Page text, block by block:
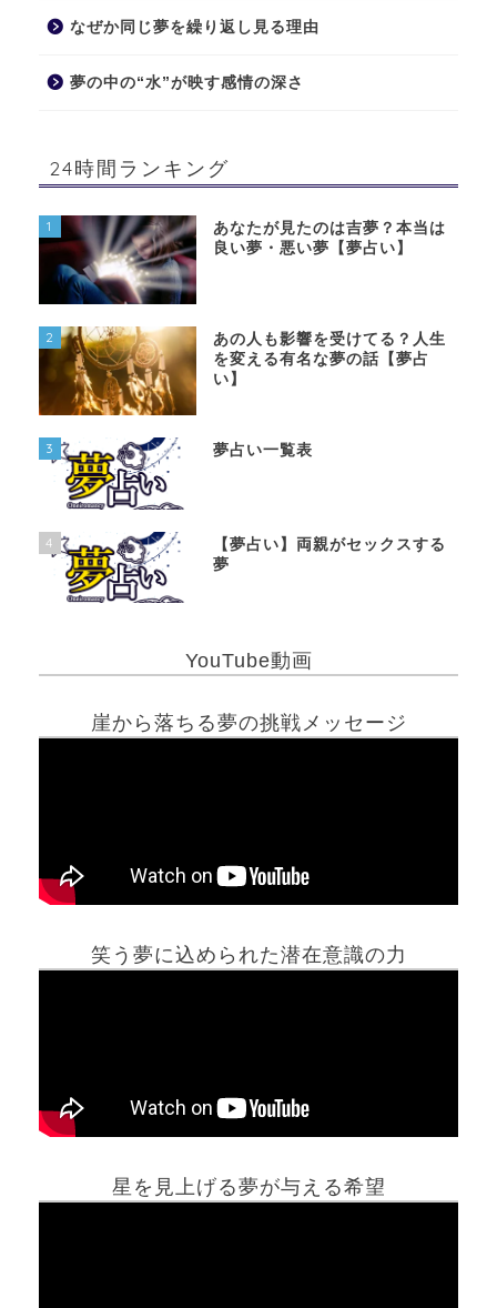
なぜか同じ夢を繰り返し見る理由
夢の中の“水”が映す感情の深さ
24時間ランキング
1
あなたが見たのは吉夢？本当は
良い夢・悪い夢【夢占い】
2
あの人も影響を受けてる？人生
を変える有名な夢の話【夢占
い】
3 夢占い一覧表
4
【夢占い】両親がセックスする
夢
YouTube動画
崖から落ちる夢の挑戦メッセージ
笑う夢に込められた潜在意識の力
星を見上げる夢が与える希望
ホーム